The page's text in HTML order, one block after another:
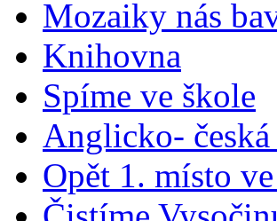
Mozaiky nás
Knihovna
Spíme ve škole
Anglicko-
Opět 1. místo